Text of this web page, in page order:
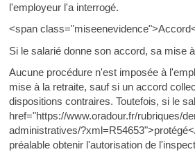
l'employeur l'a interrogé.
<span
Si le salarié donne son accord, sa mise
Aucune procédure n'est imposée à
mise à la retraite, sauf si un accord
dispositions contraires. Toutefois, si le
href="https://www.oradour.fr/rubriques/
administratives/
préalable obtenir l'autorisation de